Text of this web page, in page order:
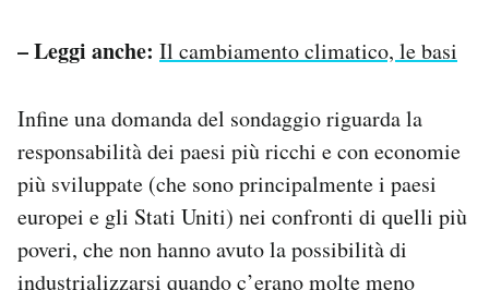
– Leggi anche: Il cambiamento climatico, le basi
Infine una domanda del sondaggio riguarda la
responsabilità dei paesi più ricchi e con economie
più sviluppate (che sono principalmente i paesi
europei e gli Stati Uniti) nei confronti di quelli più
poveri, che non hanno avuto la possibilità di
industrializzarsi quando c’erano molte meno